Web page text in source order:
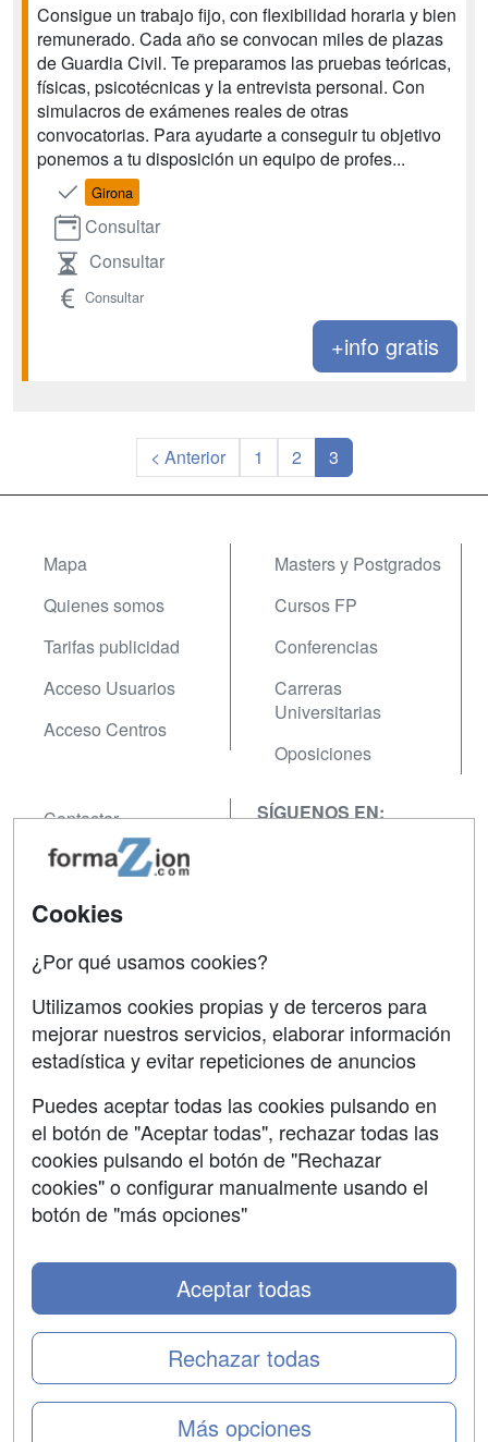
Consigue un trabajo fijo, con flexibilidad horaria y bien
remunerado. Cada año se convocan miles de plazas
de Guardia Civil. Te preparamos las pruebas teóricas,
físicas, psicotécnicas y la entrevista personal. Con
simulacros de exámenes reales de otras
convocatorias. Para ayudarte a conseguir tu objetivo
ponemos a tu disposición un equipo de profes...
Girona
Consultar
Consultar
Consultar
+info gratis
< Anterior 1 2 3
Mapa
Quienes somos
Tarifas publicidad
Acceso Usuarios
Acceso Centros
Masters y Postgrados
Cursos FP
Conferencias
Carreras
Universitarias
Oposiciones
Contactar
Confidencialidad
Aviso legal
SÍGUENOS EN:
Grupo formazion:
Copyright 2000-2026 Formazion Web, S.L. - Calle
Fermín Caballero, 62 - 28034 Madrid Tel: 91 533 70 78
Cookies
¿Por qué usamos cookies?
Utilizamos cookies propias y de terceros para
mejorar nuestros servicios, elaborar información
estadística y evitar repeticiones de anuncios
Puedes aceptar todas las cookies pulsando en
el botón de "Aceptar todas", rechazar todas las
cookies pulsando el botón de "Rechazar
cookies" o configurar manualmente usando el
botón de "más opciones"
Más opciones
Rechazar todas
Aceptar todas